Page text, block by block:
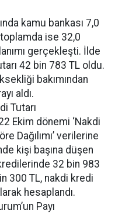
kamu bankası 7,0
ise 32,0
gerçekleşti. İlde
42 bin 783 TL oldu.
bakımından
aldı.
Tutarı
Ekim dönemi ‘Nakdi
Dağılımı’ verilerine
kişi başına düşen
32 bin 983
300 TL, nakdi kredi
hesaplandı.
Payı